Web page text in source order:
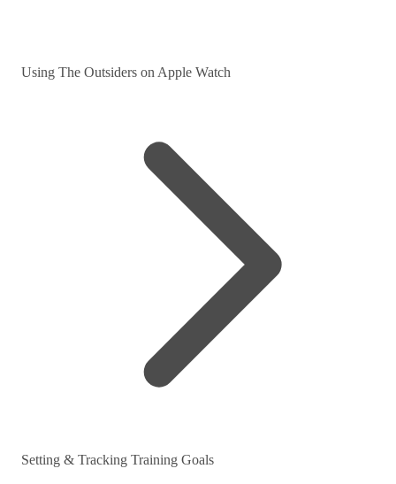
Using The Outsiders on Apple Watch
Setting & Tracking Training Goals